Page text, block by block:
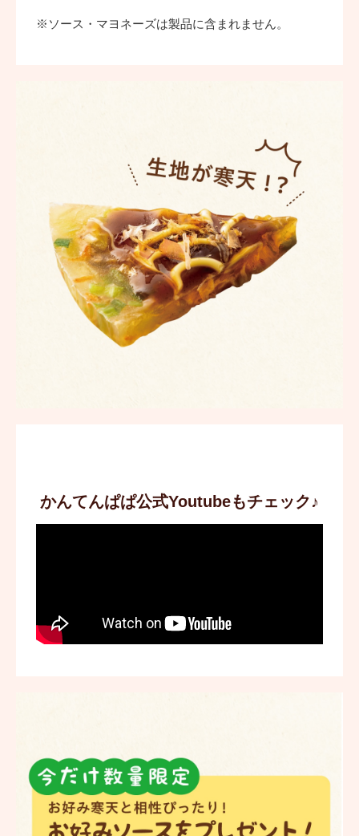
※ソース・マヨネーズは製品に含まれません。
かんてんぱぱ公式Youtubeもチェック♪